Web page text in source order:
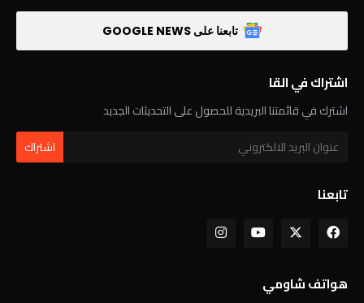
تابعنا على GOOGLE NEWS
اشتراك في القا
اشترك في قائمتنا البريدية للحصول على التحديثات الجديد
تابعنا
هواتف شاومي